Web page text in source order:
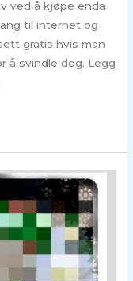
ved å kjøpe enda
til internet og
gratis hvis man
å svindle deg. Legg